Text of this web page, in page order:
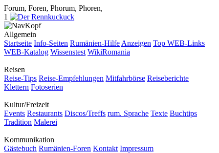
Forum, Foren, Phorum, Phoren,
1
Allgemein
Startseite Info-Seiten Rumänien-Hilfe Anzeigen Top WEB-Links
WEB-Katalog Wissenstest WikiRomania
Reisen
Reise-Tips Reise-Empfehlungen Mitfahrbörse Reiseberichte
Klettern Fotoserien
Kultur/Freizeit
Events Restaurants Discos/Treffs rum. Sprache Texte Buchtips
Tradition Malerei
Kommunikation
Gästebuch Rumänien-Foren Kontakt Impressum